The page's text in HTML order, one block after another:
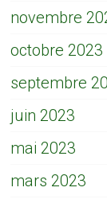
novembre
octobre 2023
septembre
juin 2023
mai 2023
mars 2023